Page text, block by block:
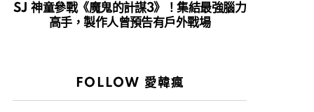
SJ 神童參戰《魔鬼的計謀3》！集結最強腦力
高手，製作人曾預告有戶外戰場
FOLLOW 愛韓瘋